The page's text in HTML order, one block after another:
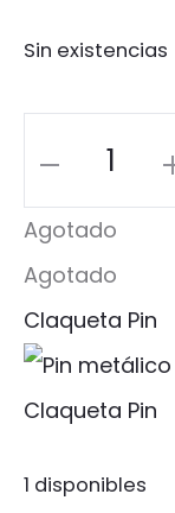
Sin existencias
Pingüinito
cantidad
Agotado
Agotado
Claqueta Pin
Claqueta Pin
1 disponibles